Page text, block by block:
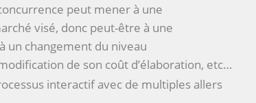
peut mener à une
visé, donc peut-être à une
un changement du niveau
de son coût d’élaboration, etc…
interactif avec de multiples allers